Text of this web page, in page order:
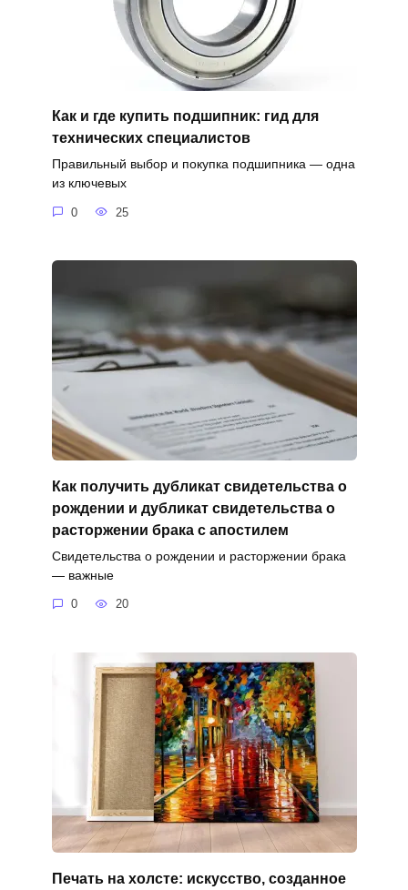
Как и где купить подшипник: гид для
технических специалистов
Правильный выбор и покупка подшипника — одна
из ключевых
0 25
Как получить дубликат свидетельства о
рождении и дубликат свидетельства о
расторжении брака с апостилем
Свидетельства о рождении и расторжении брака
— важные
0 20
Печать на холсте: искусство, созданное